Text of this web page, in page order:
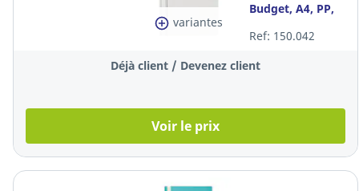
variantes
Budget, A4, PP,
Ref: 150.042
Déjà client / Devenez client
Voir le prix